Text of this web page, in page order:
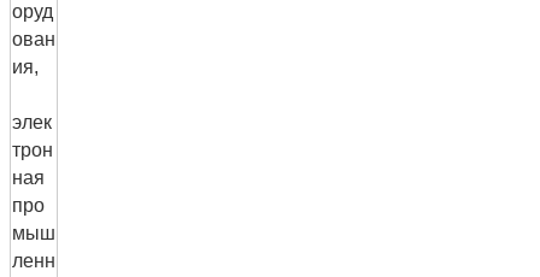
оруд
ован
ия,
элек
трон
ная
про
мыш
ленн